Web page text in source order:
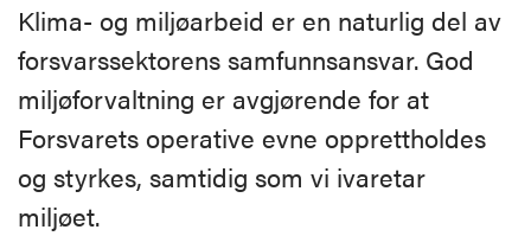
Klima- og miljøarbeid er en naturlig del av
forsvarssektorens samfunnsansvar. God
miljøforvaltning er avgjørende for at
Forsvarets operative evne opprettholdes
og styrkes, samtidig som vi ivaretar
miljøet.